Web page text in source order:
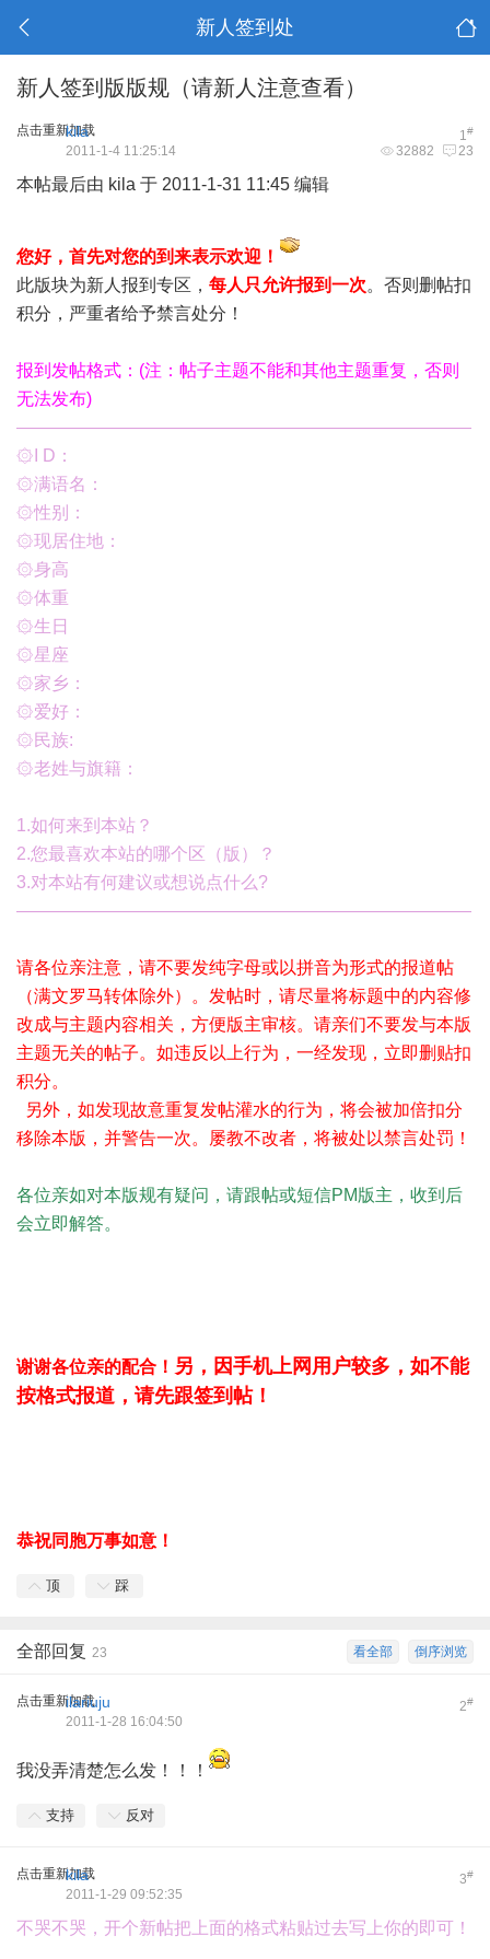
新人签到处
新人签到版版规（请新人注意查看）
点击重新加载 1#
kila
32882 23
2011-1-4 11:25:14
本帖最后由 kila 于 2011-1-31 11:45 编辑
您好，首先对您的到来表示欢迎！
此版块为新人报到专区， 每人只允许报到一次。否则删帖扣
积分，严重者给予禁言处分！
报到发帖格式：(注：帖子主题不能和其他主题重复，否则
无法发布)
——————————————————————————
۞ I D：
۞满语名：
۞性别：
۞现居住地：
۞身高
۞体重
۞生日
۞星座
۞家乡：
۞爱好：
۞民族:
۞老姓与旗籍：
1.如何来到本站？
2.您最喜欢本站的哪个区（版）？
3.对本站有何建议或想说点什么?
——————————————————————————
请各位亲注意，请不要发纯字母或以拼音为形式的报道帖
（满文罗马转体除外）。发帖时，请尽量将标题中的内容修
改成与主题内容相关，方便版主审核。请亲们不要发与本版
主题无关的帖子。如违反以上行为，一经发现，立即删贴扣
积分。
另外，如发现故意重复发帖灌水的行为，将会被加倍扣分
移除本版，并警告一次。屡教不改者，将被处以禁言处罚！
各位亲如对本版规有疑问，请跟帖或短信PM版主，收到后
会立即解答。
谢谢各位亲的配合！ 另，因手机上网用户较多，如不能
按格式报道，请先跟签到帖！
恭祝同胞万事如意！
顶 踩
倒序浏览
看全部
全部回复 23
点击重新加载 2#
ilariuju
2011-1-28 16:04:50
我没弄清楚怎么发！！！
支持 反对
点击重新加载 3#
kila
2011-1-29 09:52:35
不哭不哭，开个新帖把上面的格式粘贴过去写上你的即可！